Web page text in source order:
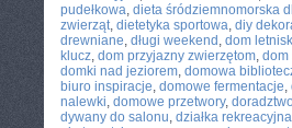
pudełkowa, dieta śródziemnomorska
zwierząt, dietetyka sportowa, diy
drewniane, długi weekend , dom
klucz, dom przyjazny zwierzętom, dom
domki nad jeziorem, domowa
biuro inspiracje, domowe fermentacje,
nalewki, domowe przetwory,
dywany do salonu, działka rekreacyjna